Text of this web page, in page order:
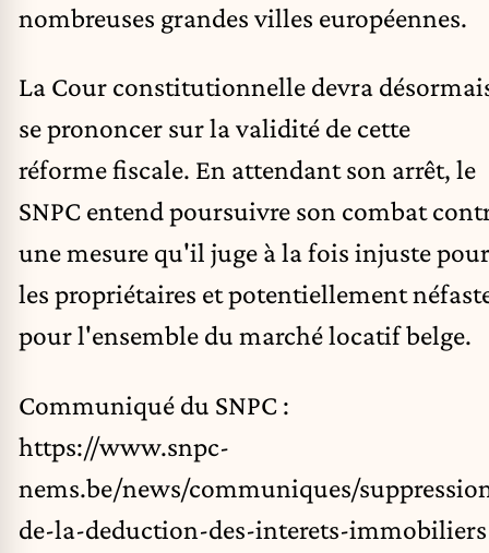
nombreuses grandes villes européennes.
La Cour constitutionnelle devra
se prononcer sur la validité de cette
réforme fiscale. En attendant son arrêt, le
SNPC entend poursuivre son combat
une mesure qu'il juge à la fois injuste pour
les propriétaires et potentiellement
pour l'ensemble du marché locatif belge.
Communiqué du SNPC :
https://www.snpc-
nems.be/news/communiques/
de-la-deduction-des-interets-